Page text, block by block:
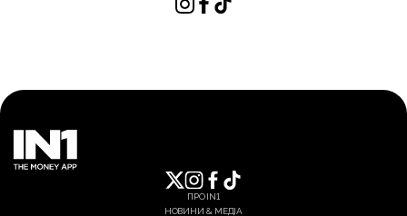
ПРО IN1
НОВИНИ & МЕДІА